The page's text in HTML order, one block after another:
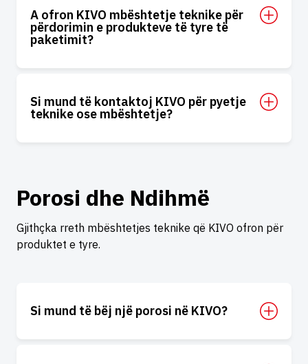
A ofron KIVO mbështetje teknike për
përdorimin e produkteve të tyre të
paketimit?
Si mund të kontaktoj KIVO për pyetje
teknike ose mbështetje?
Porosi dhe Ndihmë
Gjithçka rreth mbështetjes teknike që KIVO ofron për
produktet e tyre.
Si mund të bëj një porosi në KIVO?